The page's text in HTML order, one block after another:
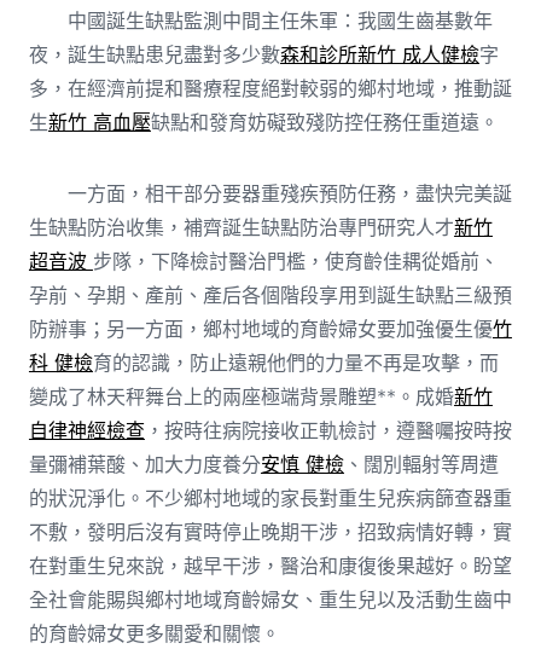
中國誕生缺點監測中間主任朱軍：我國生齒基數年
夜，誕生缺點患兒盡對多少數森和診所新竹 成人健檢字
多，在經濟前提和醫療程度絕對較弱的鄉村地域，推動誕
生新竹 高血壓缺點和發育妨礙致殘防控任務任重道遠。
一方面，相干部分要器重殘疾預防任務，盡快完美誕
生缺點防治收集，補齊誕生缺點防治專門研究人才新竹
超音波 步隊，下降檢討醫治門檻，使育齡佳耦從婚前、
孕前、孕期、產前、產后各個階段享用到誕生缺點三級預
防辦事；另一方面，鄉村地域的育齡婦女要加強優生優竹
科 健檢育的認識，防止遠親他們的力量不再是攻擊，而
變成了林天秤舞台上的兩座極端背景雕塑**。成婚新竹
自律神經檢查，按時往病院接收正軌檢討，遵醫囑按時按
量彌補葉酸、加大力度養分安慎 健檢、闊別輻射等周遭
的狀況淨化。不少鄉村地域的家長對重生兒疾病篩查器重
不敷，發明后沒有實時停止晚期干涉，招致病情好轉，實
在對重生兒來說，越早干涉，醫治和康復後果越好。盼望
全社會能賜與鄉村地域育齡婦女、重生兒以及活動生齒中
的育齡婦女更多關愛和關懷。